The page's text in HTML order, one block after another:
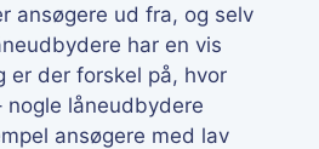
ansøgere ud fra, og selv
har en vis
er der forskel på, hvor
nogle låneudbydere
ansøgere med lav